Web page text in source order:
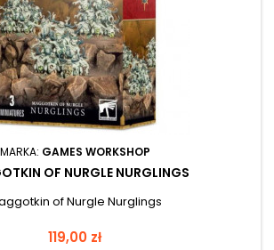
MARKA: GAMES WORKSHOP
OF NURGLE NURGLINGS
of Nurgle Nurglings
Cena
119,00 zł